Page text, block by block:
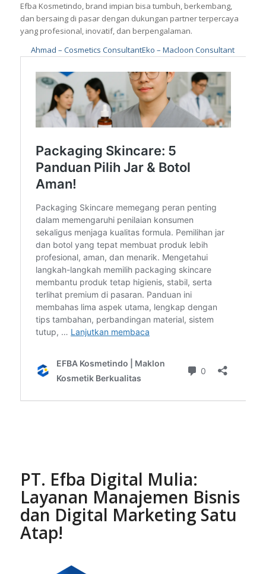
Efba Kosmetindo, brand impian bisa tumbuh, berkembang,
dan bersaing di pasar dengan dukungan partner terpercaya
yang profesional, inovatif, dan berpengalaman.
Ahmad – Cosmetics ConsultantEko – Macloon Consultant
PT. Efba Digital Mulia:
Layanan Manajemen Bisnis
dan Digital Marketing Satu
Atap!